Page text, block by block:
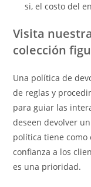
si, el costo del
Visita
colección
Una política de
de reglas y
para guiar las
deseen devolver
política tiene
confianza a los
es una prioridad.